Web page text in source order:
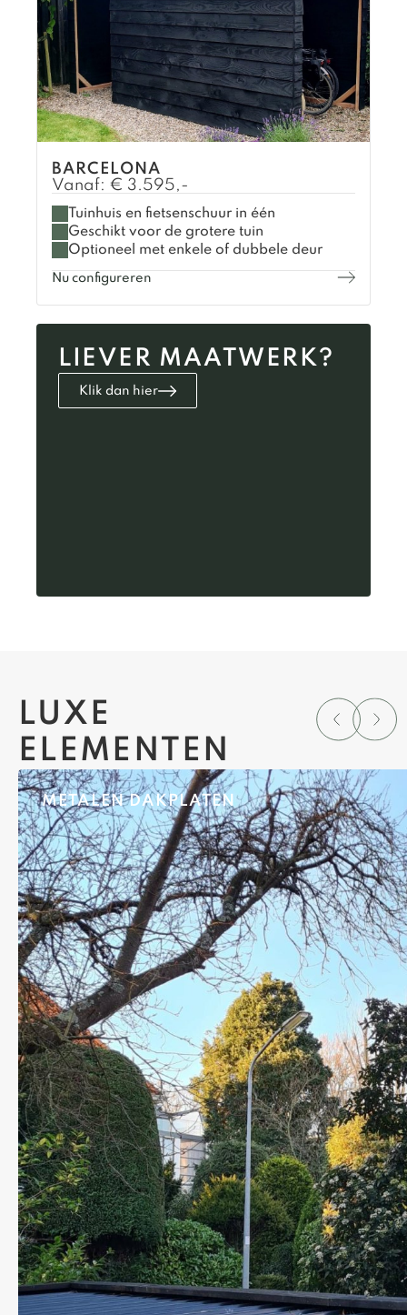
LIEVER MAATWERK?
Klik dan hier
BARCELONA
Vanaf: € 3.595,-
Tuinhuis en fietsenschuur in één
Geschikt voor de grotere tuin
Optioneel met enkele of dubbele deur
Nu configureren
LUXE
ELEMENTEN
METALEN DAKPLATEN